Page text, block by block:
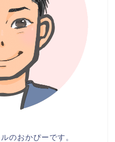
のおかぴーです。